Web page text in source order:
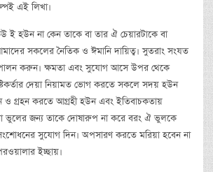
এই লিখা।
ই হউন না কেন তাকে বা তার ঐ চেয়ারটাকে বা
সকলের নৈতিক ও ঈমানি দায়িত্ব। সুতরাং সংযত
করুন। ক্ষমতা এবং সুযোগ আসে উপর থেকে
দেয়া নিয়ামত ভোগ করতে সকলে সদয় হউন
ও গ্রহন করতে আগ্রহী হউন এবং ইতিবাচকতায়
ভুলের জন্য তাকে দোষারুপ না করে বরং ঐ ভুলকে
সুযোগ দিন। অপসারণ করতে মরিয়া হবেন না
ইচ্ছায়।